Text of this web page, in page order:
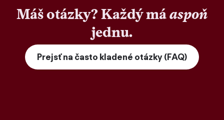
Máš otázky? Každý máaspoň
jednu.
Prejsť na často kladené otázky (FAQ)